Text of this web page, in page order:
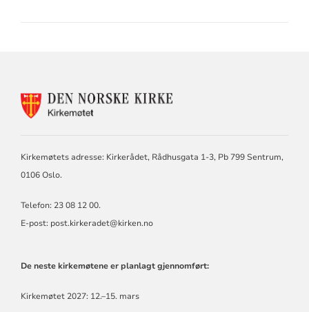
KONTAKTINFORMASJON
Kirkemøtets adresse: Kirkerådet, Rådhusgata 1-3, Pb 799 Sentrum,
0106 Oslo.
Telefon: 23 08 12 00.
E-post: post.kirkeradet@kirken.no
De neste kirkemøtene er planlagt gjennomført:
Kirkemøtet 2027: 12.–15. mars